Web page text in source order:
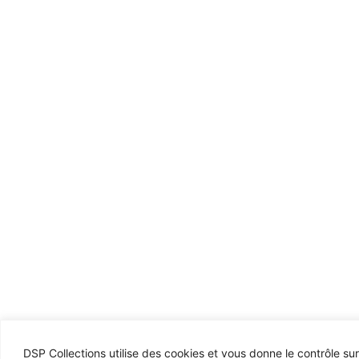
DSP Collections utilise des cookies et vous donne le contrôle